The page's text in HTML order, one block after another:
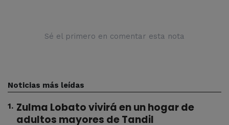
Sé el primero en comentar esta nota
Noticias más leídas
1. Zulma Lobato vivirá en un hogar de
adultos mayores de Tandil